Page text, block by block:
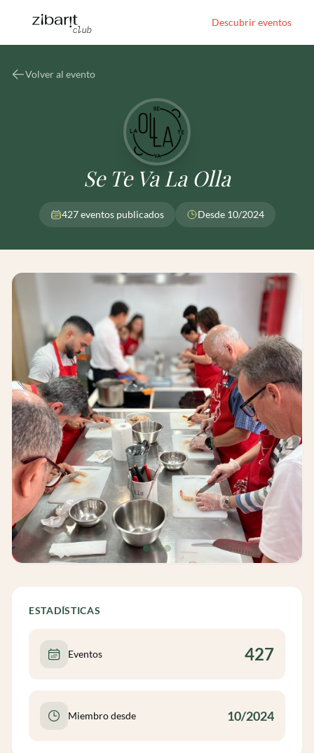
Descubrir eventos
Volver al evento
Se Te Va La Olla
427 eventos publicados Desde 10/2024
ESTADÍSTICAS
Eventos 427
Miembro desde 10/2024